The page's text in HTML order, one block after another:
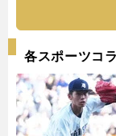
各スポーツコ